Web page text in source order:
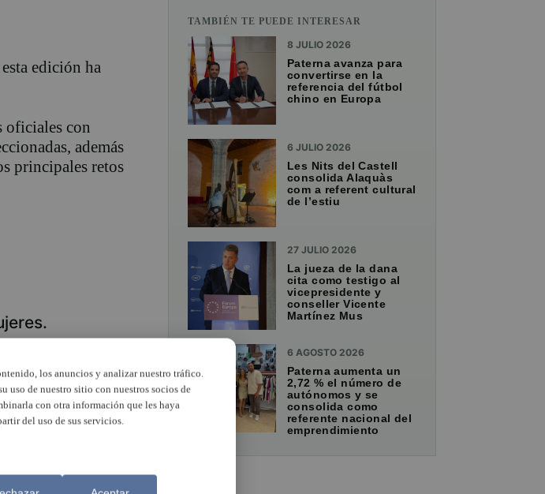
edición ha
oficiales con
además
principales retos
en 50
este
TAMBIÉN TE PUEDE INTERESAR
8 JULIO 2026
Paterna avanza para
convertirse en la
referencia del fútbol
chino en Europa
6 JULIO 2026
Les Nits del Castell
consolida Alaquàs
com a referent cultural
de l’estiu
27 JULIO 2026
La jueza de la dana
cita como testigo al
vicepresidente y
conseller Vicente
Martínez Mus
6 AGOSTO 2026
Paterna aumenta un
2,72 % el número de
autónomos y se
consolida como
referente nacional del
emprendimiento
los anuncios y analizar nuestro tráfico.
uso de nuestro sitio con nuestros socios de
con otra información que les haya
del uso de sus servicios.